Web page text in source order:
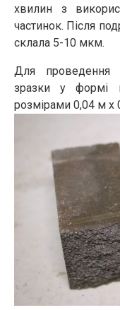
хвилин з
частинок. Після
склала 5-10 мкм.
Для проведення
зразки у формі
розмірами 0,04 м х